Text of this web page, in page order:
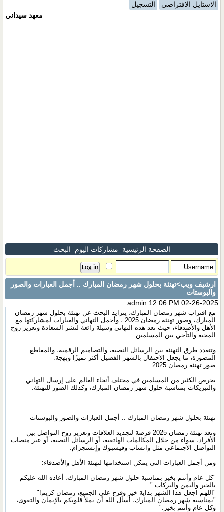
الاستايل الافتراضي
التسجيل
معهد سيداني
الصفحة الرئيسية مشاركات اليوم البحث
ارشيف ويب>تهنئة بحلول شهر رمضان المبارك .. أجمل العبارات والصور
والبوستات
admin 12:06 PM 02-26-2025
مع اقتراب شهر رمضان المبارك، يتزايد البحث عن تهنئة بحلول شهر رمضان
المبارك، وصور تهنئة رمضان 2025 ، وأجمل التهاني والعبارات لمشاركتها مع
الأهل والأصدقاء، حيث تعد هذه التهاني وسيلة رائعة لنشر السعادة وتعزيز روح
المحبة والتآخي بين المسلمين.
وتتعدد طرق التهنئة بين الرسائل النصية، والتصاميم الرقمية، والمقاطع
المصورة، ما يجعل الاحتفال بالشهر الفضيل أكثر تميزًا وبهجة.
صور تهنئة رمضان 2025
يحرص الكثير من المسلمين في مختلف أنحاء العالم على إرسال التهاني
والتبريكات بمناسبة حلول شهر رمضان المبارك، وكذلك الصور للتهنئة.
تهنئة بحلول شهر رمضان المبارك .. أجمل العبارات والصور والبوستات
وتعد تهنئة رمضان 2025 فرصة لتجديد العلاقات وتعزيز روح التواصل بين
الأفراد، سواء من خلال المكالمات الهاتفية، أو الرسائل النصية، أو عبر منصات
التواصل الاجتماعي مثل واتساب وفيسبوك وإنستجرام.
ومن أجمل العبارات التي يمكن استخدامها لتهنئة الأهل والأصدقاء:
"كل عام وأنتم بخير بمناسبة حلول شهر رمضان المبارك، أعاده الله عليكم
بالخير واليمن والبركات."
"اللهم اجعل هذا الشهر بداية خير وفرج على الجميع، رمضان كريم!"
"بمناسبة شهر رمضان المبارك، أسأل الله أن يملأ قلوبكم بالإيمان والتقوى،
وكل عام وأنتم بخير."